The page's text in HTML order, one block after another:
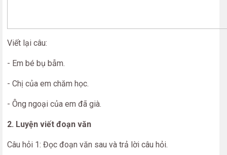
Viết lại câu:
- Em bé bụ bẫm.
- Chị của em chăm học.
- Ông ngoại của em đã già.
2. Luyện viết đoạn văn
Câu hỏi 1: Đọc đoạn văn sau và trả lời câu hỏi.